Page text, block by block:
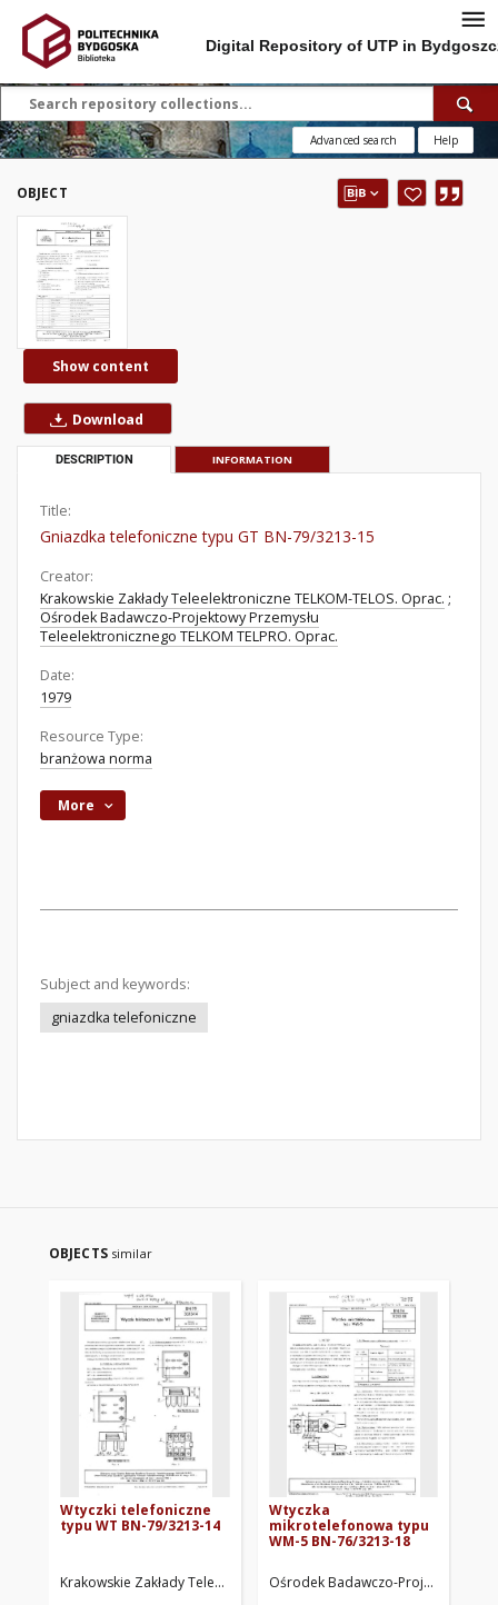
Digital Repository of UTP in
Advanced search Help
OBJECT
Show content
Download
DESCRIPTION INFORMATION
Title:
Gniazdka telefoniczne typu GT BN-79/3213-15
Creator:
Krakowskie Zakłady Teleelektroniczne TELKOM-TELOS. Oprac. ;
Ośrodek Badawczo-Projektowy Przemysłu
Teleelektronicznego TELKOM TELPRO. Oprac.
Date:
1979
Resource Type:
branżowa norma
More
Subject and keywords:
gniazdka telefoniczne
OBJECTS similar
Wtyczki telefoniczne
typu WT BN-79/3213-14
Krakowskie Zakłady Teleelektroniczne TELKOM-TELOS. Oprac.
Wtyczka
mikrotelefonowa typu
WM-5 BN-76/3213-18
Ośrodek Badawczo-Projektowy